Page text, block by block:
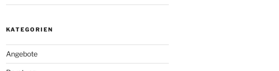
KATEGORIEN
Angebote